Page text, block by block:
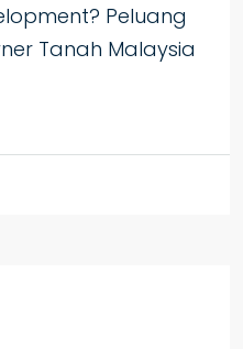
Peluang
Tanah Malaysia